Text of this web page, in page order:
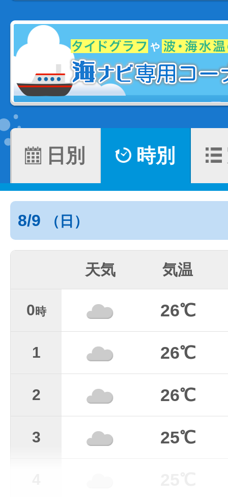
日別 時別
8/9 （日）
天気 気温
0時 26℃
1 26℃
2 26℃
3 25℃